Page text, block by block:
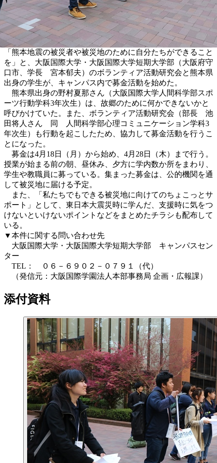
「熊本地震の被災者や被災地のために自分たちができること
を」と、大阪国際大学・大阪国際大学短期大学部（大阪府守
口市、学長 宮本郁夫）のボランティア活動研究会と熊本県
出身の学生が、キャンパス内で募金活動を始めた。
熊本県出身の野村夏那さん（大阪国際大学人間科学部スポ
ーツ行動学科3年次生）は、故郷のために何かできないかと
呼びかけていた。また、ボランティア活動研究会（部長 池
田将人さん 同 人間科学部心理コミュニケーション学科3
年次生）も行動を起こしたため、協力して募金活動を行うこ
とになった。
募金は4月18日（月）から始め、4月28日（木）まで行う。
授業が始まる前の朝、昼休み、夕方に学内数か所をまわり、
学生や教職員に募っている。集まった募金は、公的機関を通
して被災地に届ける予定。
また、「私たちでもできる被災地に向けてのちょこっとサ
ポート」として、東日本大震災時に学んだ、支援時に気をつ
けないといけないポイントなどをまとめたチラシも配布して
いる。
▼本件に関する問い合わせ先
大阪国際大学・大阪国際大学短期大学部 キャンパスセン
ター
TEL： ０６－６９０２－０７９１（代）
（発信元：大阪国際学園法人本部事務局 企画・広報課）
添付資料